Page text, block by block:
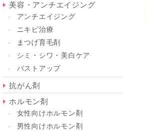
美容・アンチエイジング
アンチエイジング
ニキビ治療
まつげ育毛剤
シミ・シワ・美白ケア
バストアップ
抗がん剤
ホルモン剤
女性向けホルモン剤
男性向けホルモン剤